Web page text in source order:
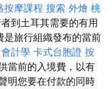
按摩課程 搜索 外燴 桃
到土耳其需要的有用
是旅行組織發布的當前
計學 卡式台胞證 按
當前的入境費，以有
明您要在付款的同時